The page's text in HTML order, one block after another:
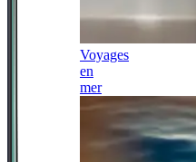
Voyages
en
mer